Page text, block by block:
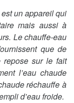
un appareil qui
mais aussi à
Le chauffe-eau
que de
repose sur le fait
l’eau chaude
réchauffe à
d’eau froide.